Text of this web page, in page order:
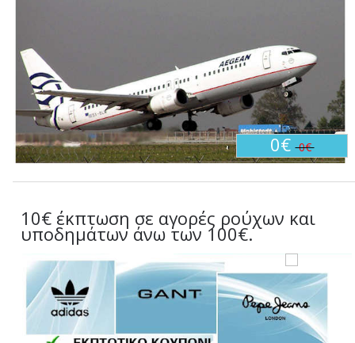
0€0€
10€ έκπτωση σε αγορές ρούχων και
υποδημάτων άνω των 100€.